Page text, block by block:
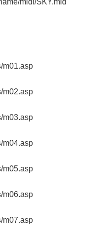
midi/SKY.mid
m01.asp
m02.asp
m03.asp
m04.asp
m05.asp
m06.asp
m07.asp